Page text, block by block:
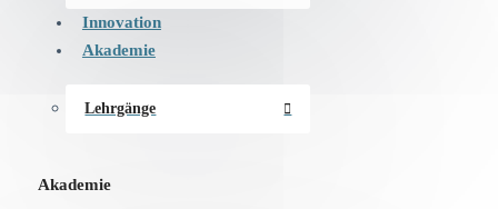
Innovation
Akademie
Lehrgänge
Akademie